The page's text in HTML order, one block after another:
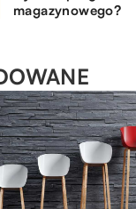
magazynowego?